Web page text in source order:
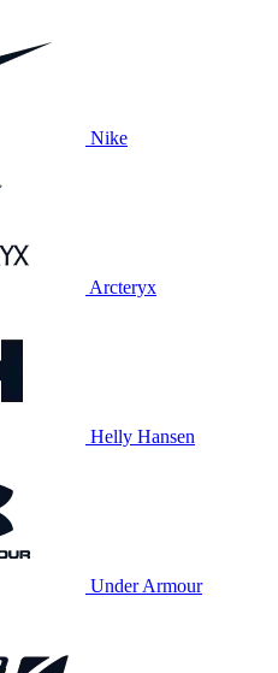
Nike
Arcteryx
Helly Hansen
Under Armour